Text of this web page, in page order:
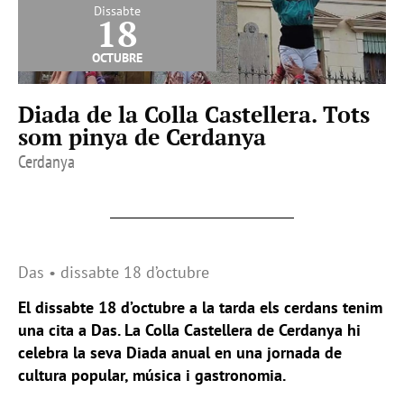
Dissabte
18
octubre
Diada de la Colla Castellera. Tots
som pinya de Cerdanya
Cerdanya
Das • dissabte 18 d’octubre
El dissabte 18 d’octubre a la tarda els cerdans tenim
una cita a Das. La Colla Castellera de Cerdanya hi
celebra la seva Diada anual en una jornada de
cultura popular, música i gastronomia.